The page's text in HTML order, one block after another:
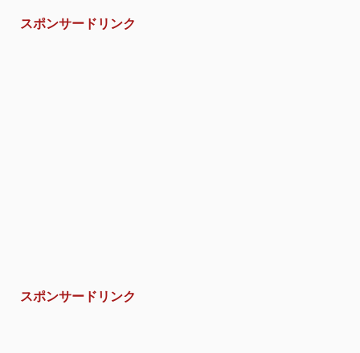
スポンサードリンク
スポンサードリンク